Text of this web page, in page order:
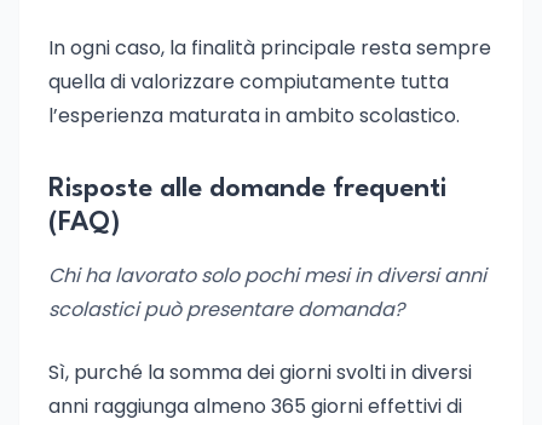
In ogni caso, la finalità principale resta sempre
quella di valorizzare compiutamente tutta
l’esperienza maturata in ambito scolastico.
Risposte alle domande frequenti
(FAQ)
Chi ha lavorato solo pochi mesi in diversi anni
scolastici può presentare domanda?
Sì, purché la somma dei giorni svolti in diversi
anni raggiunga almeno 365 giorni effettivi di